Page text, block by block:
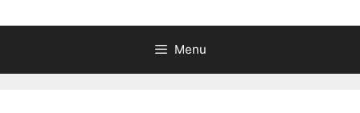
Menu